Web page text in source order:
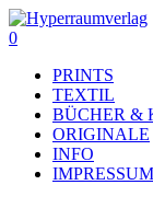
Skip
to
content
search
0
PRINTS
TEXTIL
BÜCHER &
ORIGINALE
INFO
IMPRESSUM